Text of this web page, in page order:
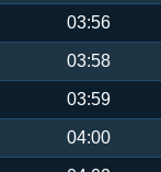
03:56
03:58
03:59
04:00